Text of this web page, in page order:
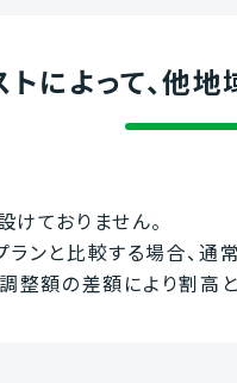
によって、他地
ておりません。
ンと比較する場合、
整額の差額により割高